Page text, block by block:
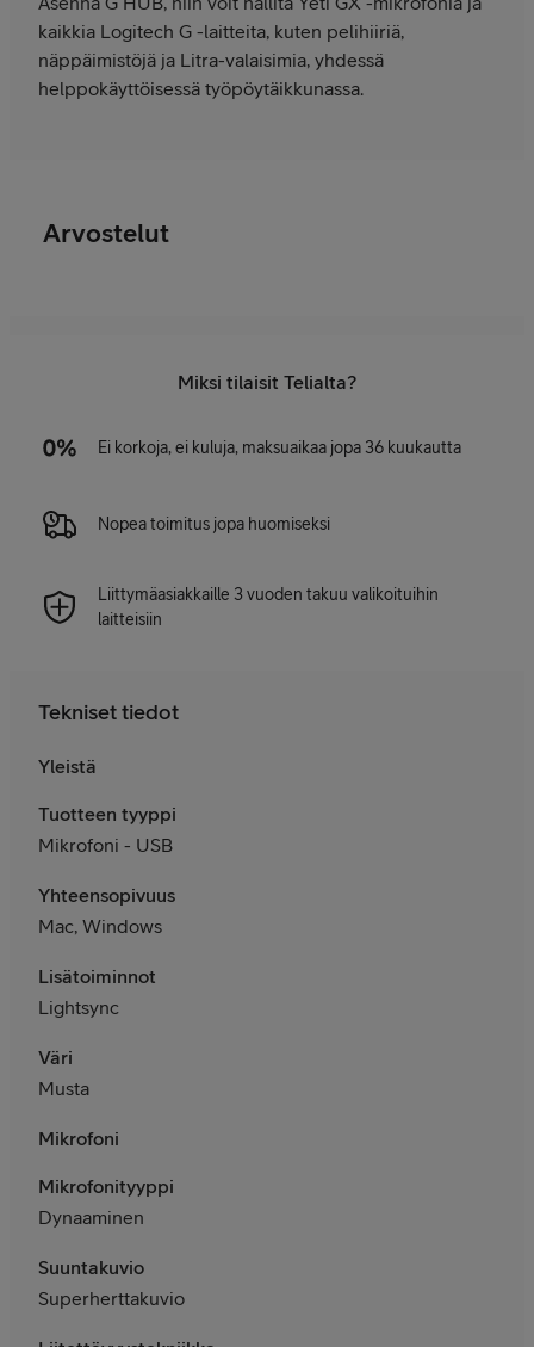
kaikkia Logitech G -laitteita, kuten pelihiiriä,
näppäimistöjä ja Litra-valaisimia, yhdessä
helppokäyttöisessä työpöytäikkunassa.
Arvostelut
Miksi tilaisit Telialta?
Ei korkoja, ei kuluja, maksuaikaa jopa 36 kuukautta
Nopea toimitus jopa huomiseksi
Liittymäasiakkaille 3 vuoden takuu valikoituihin
laitteisiin
Tekniset tiedot
Yleistä
Tuotteen tyyppi
Mikrofoni - USB
Yhteensopivuus
Mac, Windows
Lisätoiminnot
Lightsync
Väri
Musta
Mikrofoni
Mikrofonityyppi
Dynaaminen
Suuntakuvio
Superherttakuvio